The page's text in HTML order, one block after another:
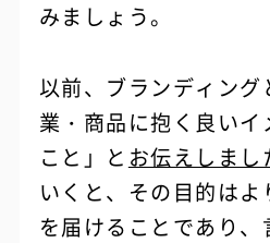
みましょう。
以前、ブランディン
業・商品に抱く良いイ
こと」と お伝えしまし
いくと、その目的は
を届けることであり、